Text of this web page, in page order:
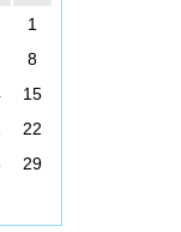
1
8
15
22
29